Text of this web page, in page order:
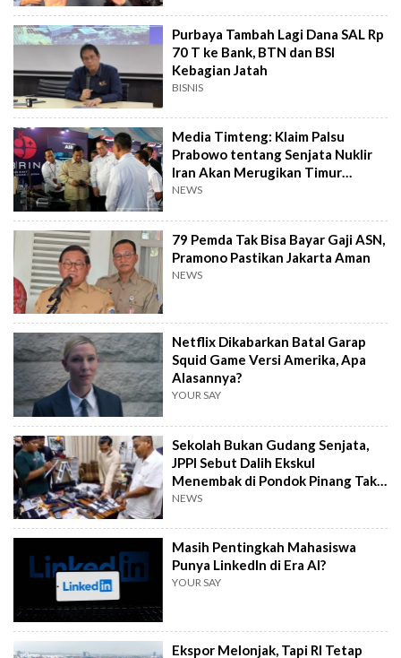
Purbaya Tambah Lagi Dana SAL Rp
70 T ke Bank, BTN dan BSI
Kebagian Jatah
BISNIS
Media Timteng: Klaim Palsu
Prabowo tentang Senjata Nuklir
Iran Akan Merugikan Timur
Tengah
NEWS
79 Pemda Tak Bisa Bayar Gaji ASN,
Pramono Pastikan Jakarta Aman
NEWS
Netflix Dikabarkan Batal Garap
Squid Game Versi Amerika, Apa
Alasannya?
YOUR SAY
Sekolah Bukan Gudang Senjata,
JPPI Sebut Dalih Ekskul
Menembak di Pondok Pinang Tak
Masuk Akal
NEWS
Masih Pentingkah Mahasiswa
Punya LinkedIn di Era AI?
YOUR SAY
Ekspor Melonjak, Tapi RI Tetap